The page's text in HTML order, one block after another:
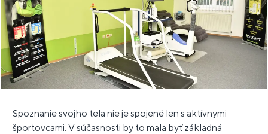
Spoznanie svojho tela nie je spojené len s aktívnymi
športovcami. V súčasnosti by to mala byť základná